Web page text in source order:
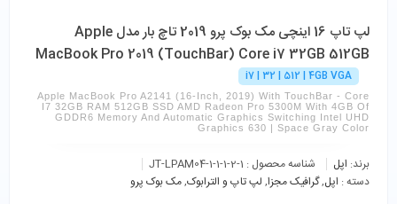
لپ تاپ 16 اینچی مک بوک پرو 2019 تاچ بار مدل Apple
MacBook Pro 2019 (TouchBar) Core i7 32GB 512GB
i7 | 32 | 512 | 4GB VGA
Apple MacBook Pro A2141 (16-Inch, 2019) With TouchBar - Core
I7 32GB RAM 512GB SSD AMD Radeon Pro 5300M With 4GB Of
GDDR6 Memory And Automatic Graphics Switching Intel UHD
Graphics 630 | Space Gray Color
برند: اپل شناسه محصول : JT-LPAM04-1-1-1-2-1
دسته : اپل,گرافیک‌ مجزا, لپ تاپ و الترابوک,مک بوک پرو